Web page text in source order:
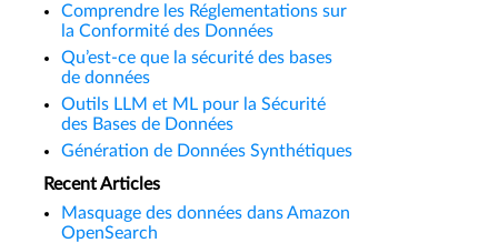
Comprendre les Réglementations sur
la Conformité des Données
Qu’est-ce que la sécurité des bases
de données
Outils LLM et ML pour la Sécurité
des Bases de Données
Génération de Données Synthétiques
Recent Articles
Masquage des données dans Amazon
OpenSearch